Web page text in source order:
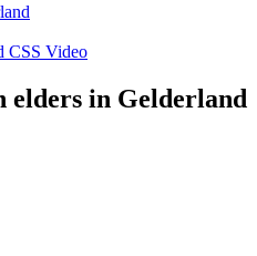
CSS Video
elders in Gelderland